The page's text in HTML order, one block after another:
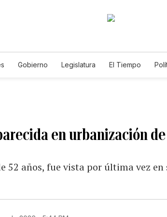
Gobierno Legislatura El Tiempo
en urbanización
52 años, fue vista por última vez en